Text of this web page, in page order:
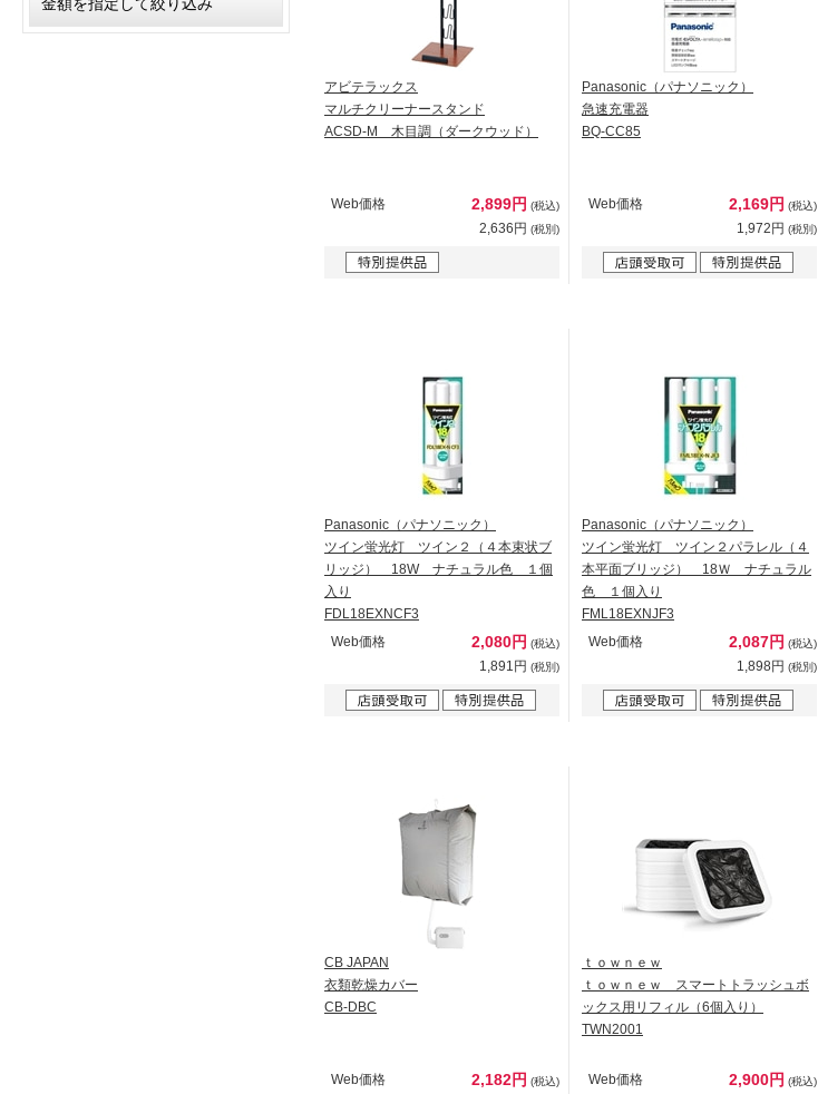
アビテラックス
マルチクリーナースタンド
ACSD-M 木目調（ダークウッド）
Web価格 2,899円 (税込)
2,636円 (税別)
Panasonic（パナソニック）
急速充電器
BQ-CC85
Web価格 2,169円 (税込)
1,972円 (税別)
Panasonic（パナソニック）
ツイン蛍光灯 ツイン２（４本束状ブ
リッジ） 18W ナチュラル色 １個
入り
FDL18EXNCF3
Web価格
2,080円 (税込)
1,891円 (税別)
Panasonic（パナソニック）
ツイン蛍光灯 ツイン２パラレル（４
本平面ブリッジ） 18Ｗ ナチュラル
色 １個入り
FML18EXNJF3
Web価格
2,087円 (税込)
1,898円 (税別)
CB JAPAN
衣類乾燥カバー
CB-DBC
Web価格 2,182円 (税込)
ｔｏｗｎｅｗ
ｔｏｗｎｅｗ スマートトラッシュボ
ックス用リフィル（6個入り）
TWN2001
Web価格 2,900円 (税込)